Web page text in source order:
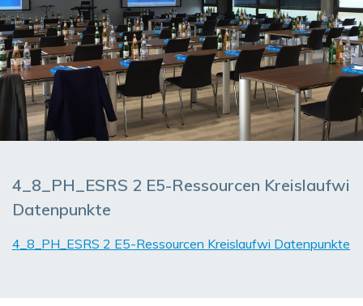
4_8_PH_ESRS 2 E5-Ressourcen Kreislaufwi
Datenpunkte
4_8_PH_ESRS 2 E5-Ressourcen Kreislaufwi Datenpunkte